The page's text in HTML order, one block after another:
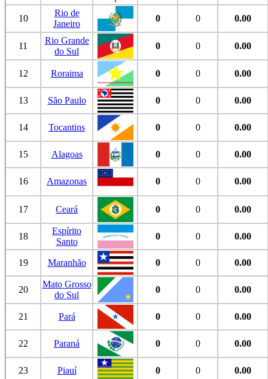
10
Rio de
Janeiro
0 0 0.00
11
Rio Grande
do Sul
0 0 0.00
12 Roraima 0 0 0.00
13 São Paulo 0 0 0.00
14 Tocantins 0 0 0.00
15 Alagoas 0 0 0.00
16 Amazonas 0 0 0.00
17 Ceará 0 0 0.00
18
Espírito
Santo
0 0 0.00
19 Maranhão 0 0 0.00
20
Mato Grosso
do Sul
0 0 0.00
21 Pará 0 0 0.00
22 Paraná 0 0 0.00
23 Piauí 0 0 0.00